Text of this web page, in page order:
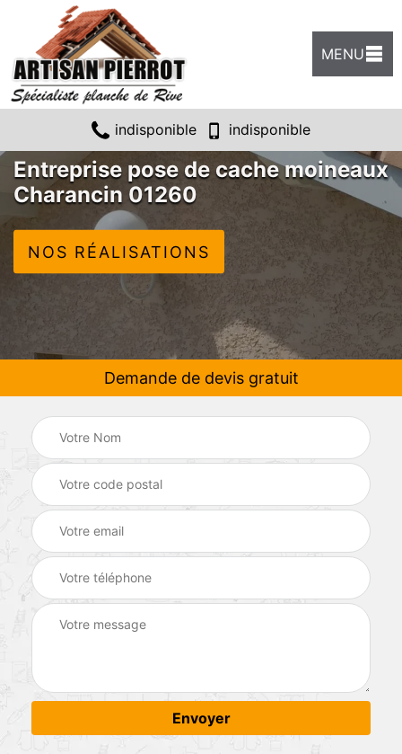
MENU
indisponible indisponible
Entreprise pose de cache moineaux
Charancin 01260
NOS RÉALISATIONS
Demande de devis gratuit